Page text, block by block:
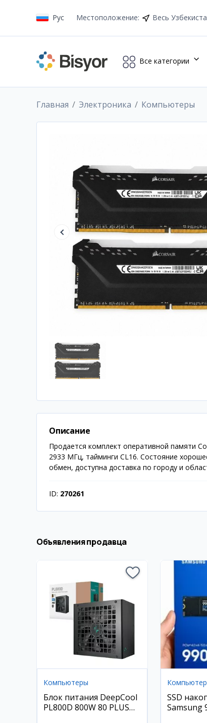
Рус Местоположение: Весь
Все категории
Главная Электроника Компьютеры
Описание
Продается комплект оперативной памяти
2933 МГц, тайминги CL16. Состояние
обмен, доступна доставка по городу и
ID: 270261
Объявления продавца
Компьютеры
Блок питания DeepCool
PL800D 800W 80 PLUS
SSD
Samsung